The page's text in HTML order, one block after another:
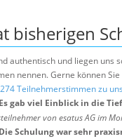
bisherigen
authentisch und liegen uns
nennen. Gerne können
Teilnehmerstimmen zu
Es gab viel Einblick in die
von esatus AG im
Die Schulung war sehr